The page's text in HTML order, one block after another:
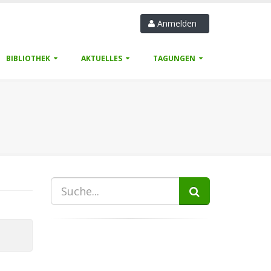
Anmelden
BIBLIOTHEK AKTUELLES TAGUNGEN